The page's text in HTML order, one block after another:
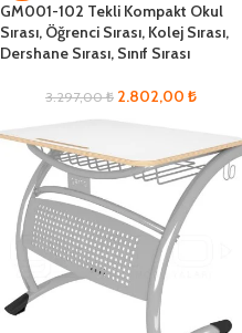
GM001-102 Tekli Kompakt Okul
Sırası, Öğrenci Sırası, Kolej Sırası,
Dershane Sırası, Sınıf Sırası
3.297,00₺ 2.802,00 ₺